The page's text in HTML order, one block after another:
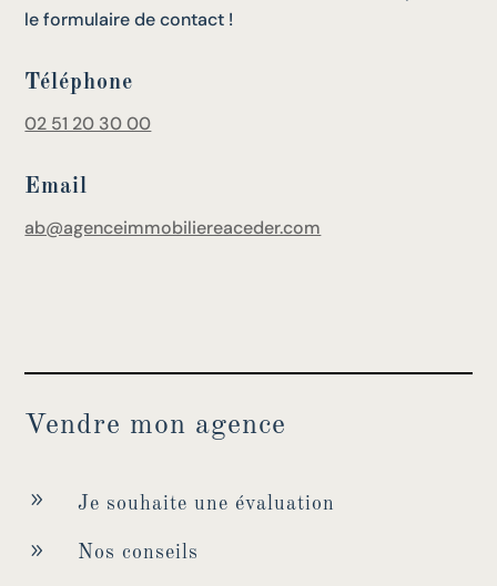
le formulaire de contact !
Téléphone
02 51 20 30 00
Email
ab@agenceimmobiliereaceder.com
Vendre mon agence
9 Je souhaite une évaluation
9 Nos conseils